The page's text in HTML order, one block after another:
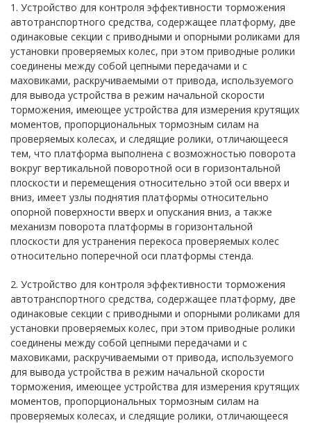
1. Устройство для контроля эффективности торможения
автотранспортного средства, содержащее платформу, две
одинаковые секции с приводными и опорными роликами для
установки проверяемых колес, при этом приводные ролики
соединены между собой цепными передачами и с
маховиками, раскручиваемыми от привода, используемого
для вывода устройства в режим начальной скорости
торможения, имеющее устройства для измерения крутящих
моментов, пропорциональных тормозным силам на
проверяемых колесах, и следящие ролики, отличающееся
тем, что платформа выполнена с возможностью поворота
вокруг вертикальной поворотной оси в горизонтальной
плоскости и перемещения относительно этой оси вверх и
вниз, имеет узлы поднятия платформы относительно
опорной поверхности вверх и опускания вниз, а также
механизм поворота платформы в горизонтальной
плоскости для устранения перекоса проверяемых колес
относительно поперечной оси платформы стенда.
2. Устройство для контроля эффективности торможения
автотранспортного средства, содержащее платформу, две
одинаковые секции с приводными и опорными роликами для
установки проверяемых колес, при этом приводные ролики
соединены между собой цепными передачами и с
маховиками, раскручиваемыми от привода, используемого
для вывода устройства в режим начальной скорости
торможения, имеющее устройства для измерения крутящих
моментов, пропорциональных тормозным силам на
проверяемых колесах, и следящие ролики, отличающееся